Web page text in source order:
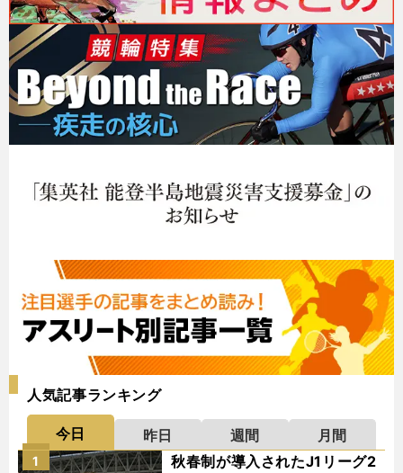
人気記事ランキング
今日 昨日 週間
月間
秋春制が導入されたJ1リーグ2
1